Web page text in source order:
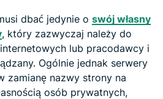
dbać jedynie o swój własny
, który zazwyczaj należy do
lub pracodawcy i
Ogólnie jednak serwery
zamianę nazwy strony na
osób prywatnych,